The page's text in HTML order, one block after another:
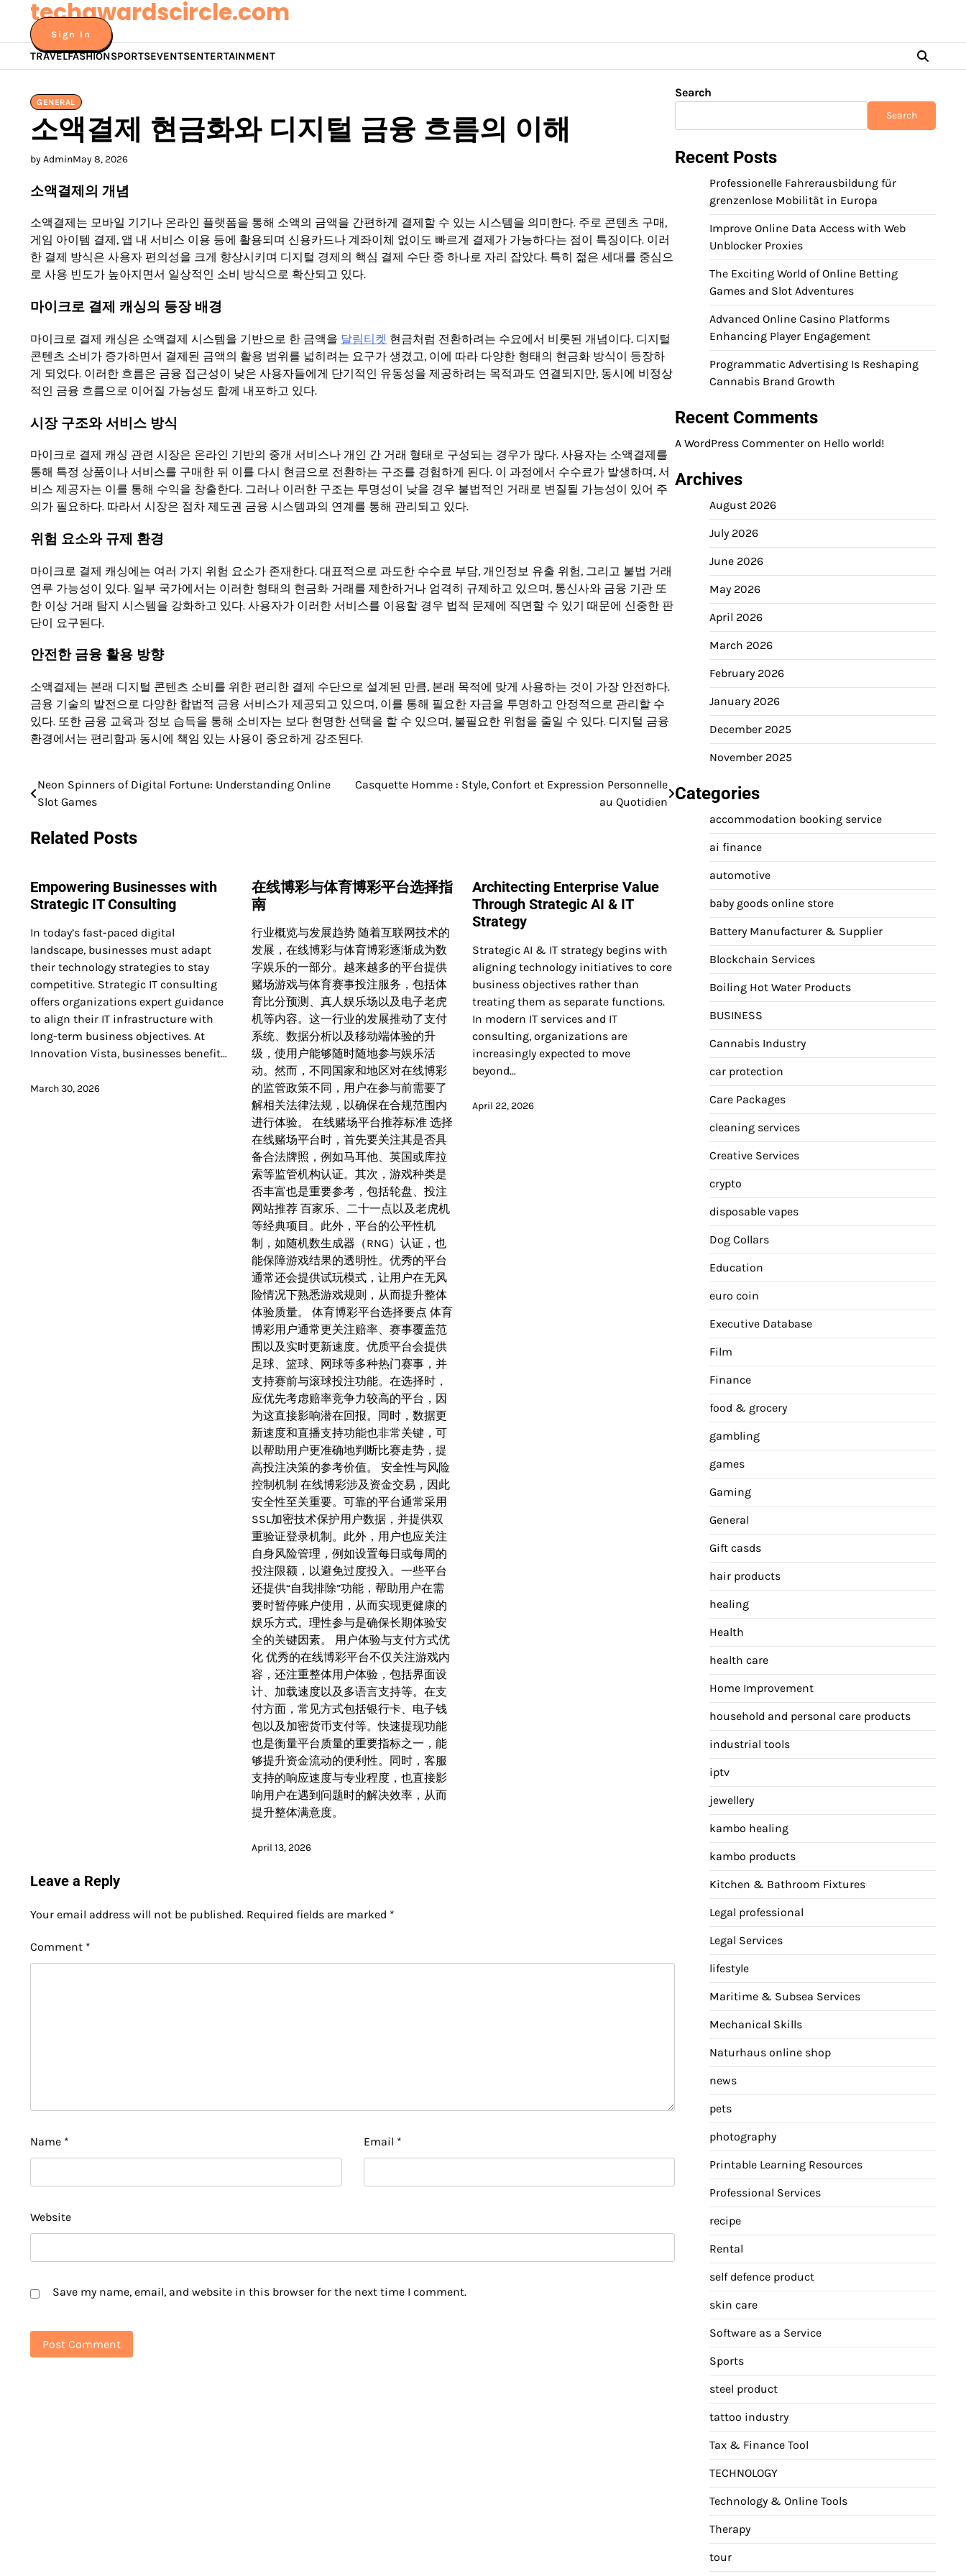
content
techawardscircle.com
Sign In
TRAVELFASHIONSPORTSEVENTSENTERTAINMENT
GENERAL
소액결제 현금화와 디지털 금융 흐름의 이해
by AdminMay 8, 2026
소액결제의 개념
소액결제는 모바일 기기나 온라인 플랫폼을 통해 소액의 금액을 간편하게 결제할 수 있는 시스템을 의미한다. 주로 콘텐츠 구매,
게임 아이템 결제, 앱 내 서비스 이용 등에 활용되며 신용카드나 계좌이체 없이도 빠르게 결제가 가능하다는 점이 특징이다. 이러
한 결제 방식은 사용자 편의성을 크게 향상시키며 디지털 경제의 핵심 결제 수단 중 하나로 자리 잡았다. 특히 젊은 세대를 중심으
로 사용 빈도가 높아지면서 일상적인 소비 방식으로 확산되고 있다.
마이크로 결제 캐싱의 등장 배경
마이크로 결제 캐싱은 소액결제 시스템을 기반으로 한 금액을 달림티켓 현금처럼 전환하려는 수요에서 비롯된 개념이다. 디지털
콘텐츠 소비가 증가하면서 결제된 금액의 활용 범위를 넓히려는 요구가 생겼고, 이에 따라 다양한 형태의 현금화 방식이 등장하
게 되었다. 이러한 흐름은 금융 접근성이 낮은 사용자들에게 단기적인 유동성을 제공하려는 목적과도 연결되지만, 동시에 비정상
적인 금융 흐름으로 이어질 가능성도 함께 내포하고 있다.
시장 구조와 서비스 방식
마이크로 결제 캐싱 관련 시장은 온라인 기반의 중개 서비스나 개인 간 거래 형태로 구성되는 경우가 많다. 사용자는 소액결제를
통해 특정 상품이나 서비스를 구매한 뒤 이를 다시 현금으로 전환하는 구조를 경험하게 된다. 이 과정에서 수수료가 발생하며, 서
비스 제공자는 이를 통해 수익을 창출한다. 그러나 이러한 구조는 투명성이 낮을 경우 불법적인 거래로 변질될 가능성이 있어 주
의가 필요하다. 따라서 시장은 점차 제도권 금융 시스템과의 연계를 통해 관리되고 있다.
위험 요소와 규제 환경
마이크로 결제 캐싱에는 여러 가지 위험 요소가 존재한다. 대표적으로 과도한 수수료 부담, 개인정보 유출 위험, 그리고 불법 거래
연루 가능성이 있다. 일부 국가에서는 이러한 형태의 현금화 거래를 제한하거나 엄격히 규제하고 있으며, 통신사와 금융 기관 또
한 이상 거래 탐지 시스템을 강화하고 있다. 사용자가 이러한 서비스를 이용할 경우 법적 문제에 직면할 수 있기 때문에 신중한 판
단이 요구된다.
안전한 금융 활용 방향
소액결제는 본래 디지털 콘텐츠 소비를 위한 편리한 결제 수단으로 설계된 만큼, 본래 목적에 맞게 사용하는 것이 가장 안전하다.
금융 기술의 발전으로 다양한 합법적 금융 서비스가 제공되고 있으며, 이를 통해 필요한 자금을 투명하고 안정적으로 관리할 수
있다. 또한 금융 교육과 정보 습득을 통해 소비자는 보다 현명한 선택을 할 수 있으며, 불필요한 위험을 줄일 수 있다. 디지털 금융
환경에서는 편리함과 동시에 책임 있는 사용이 중요하게 강조된다.
Post
Neon Spinners of Digital Fortune: Understanding Online
Slot Games
Casquette Homme : Style, Confort et Expression Personnelle
au Quotidien
Related Posts
Empowering Businesses with
Strategic IT Consulting
In today’s fast-paced digital
landscape, businesses must adapt
their technology strategies to stay
competitive. Strategic IT consulting
offers organizations expert guidance
to align their IT infrastructure with
long-term business objectives. At
Innovation Vista, businesses benefit…
March 30, 2026
在线博彩与体育博彩平台选择指
南
行业概览与发展趋势 随着互联网技术的
发展，在线博彩与体育博彩逐渐成为数
字娱乐的一部分。越来越多的平台提供
赌场游戏与体育赛事投注服务，包括体
育比分预测、真人娱乐场以及电子老虎
机等内容。这一行业的发展推动了支付
系统、数据分析以及移动端体验的升
级，使用户能够随时随地参与娱乐活
动。然而，不同国家和地区对在线博彩
的监管政策不同，用户在参与前需要了
解相关法律法规，以确保在合规范围内
进行体验。 在线赌场平台推荐标准 选择
在线赌场平台时，首先要关注其是否具
备合法牌照，例如马耳他、英国或库拉
索等监管机构认证。其次，游戏种类是
否丰富也是重要参考，包括轮盘、投注
网站推荐 百家乐、二十一点以及老虎机
等经典项目。此外，平台的公平性机
制，如随机数生成器（RNG）认证，也
能保障游戏结果的透明性。优秀的平台
通常还会提供试玩模式，让用户在无风
险情况下熟悉游戏规则，从而提升整体
体验质量。 体育博彩平台选择要点 体育
博彩用户通常更关注赔率、赛事覆盖范
围以及实时更新速度。优质平台会提供
足球、篮球、网球等多种热门赛事，并
支持赛前与滚球投注功能。在选择时，
应优先考虑赔率竞争力较高的平台，因
为这直接影响潜在回报。同时，数据更
新速度和直播支持功能也非常关键，可
以帮助用户更准确地判断比赛走势，提
高投注决策的参考价值。 安全性与风险
控制机制 在线博彩涉及资金交易，因此
安全性至关重要。可靠的平台通常采用
SSL加密技术保护用户数据，并提供双
重验证登录机制。此外，用户也应关注
自身风险管理，例如设置每日或每周的
投注限额，以避免过度投入。一些平台
还提供“自我排除”功能，帮助用户在需
要时暂停账户使用，从而实现更健康的
娱乐方式。理性参与是确保长期体验安
全的关键因素。 用户体验与支付方式优
化 优秀的在线博彩平台不仅关注游戏内
容，还注重整体用户体验，包括界面设
计、加载速度以及多语言支持等。在支
付方面，常见方式包括银行卡、电子钱
包以及加密货币支付等。快速提现功能
也是衡量平台质量的重要指标之一，能
够提升资金流动的便利性。同时，客服
支持的响应速度与专业程度，也直接影
响用户在遇到问题时的解决效率，从而
提升整体满意度。
April 13, 2026
Architecting Enterprise Value
Through Strategic AI & IT
Strategy
Strategic AI & IT strategy begins with
aligning technology initiatives to core
business objectives rather than
treating them as separate functions.
In modern IT services and IT
consulting, organizations are
increasingly expected to move
beyond…
April 22, 2026
Leave a Reply
Your email address will not be published. Required fields are marked *
Comment *
Name * Email *
Website
Save my name, email, and website in this browser for the next time I comment.
Search
Search
Recent Posts
Professionelle Fahrerausbildung für
grenzenlose Mobilität in Europa
Improve Online Data Access with Web
Unblocker Proxies
The Exciting World of Online Betting
Games and Slot Adventures
Advanced Online Casino Platforms
Enhancing Player Engagement
Programmatic Advertising Is Reshaping
Cannabis Brand Growth
Recent Comments
A WordPress Commenter on Hello world!
Archives
August 2026
July 2026
June 2026
May 2026
April 2026
March 2026
February 2026
January 2026
December 2025
November 2025
Categories
accommodation booking service
ai finance
automotive
baby goods online store
Battery Manufacturer & Supplier
Blockchain Services
Boiling Hot Water Products
BUSINESS
Cannabis Industry
car protection
Care Packages
cleaning services
Creative Services
crypto
disposable vapes
Dog Collars
Education
euro coin
Executive Database
Film
Finance
food & grocery
gambling
games
Gaming
General
Gift casds
hair products
healing
Health
health care
Home Improvement
household and personal care products
industrial tools
iptv
jewellery
kambo healing
kambo products
Kitchen & Bathroom Fixtures
Legal professional
Legal Services
lifestyle
Maritime & Subsea Services
Mechanical Skills
Naturhaus online shop
news
pets
photography
Printable Learning Resources
Professional Services
recipe
Rental
self defence product
skin care
Software as a Service
Sports
steel product
tattoo industry
Tax & Finance Tool
TECHNOLOGY
Technology & Online Tools
Therapy
tour